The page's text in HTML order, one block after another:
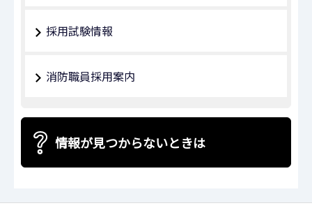
採用試験情報
消防職員採用案内
情報が見つからないときは